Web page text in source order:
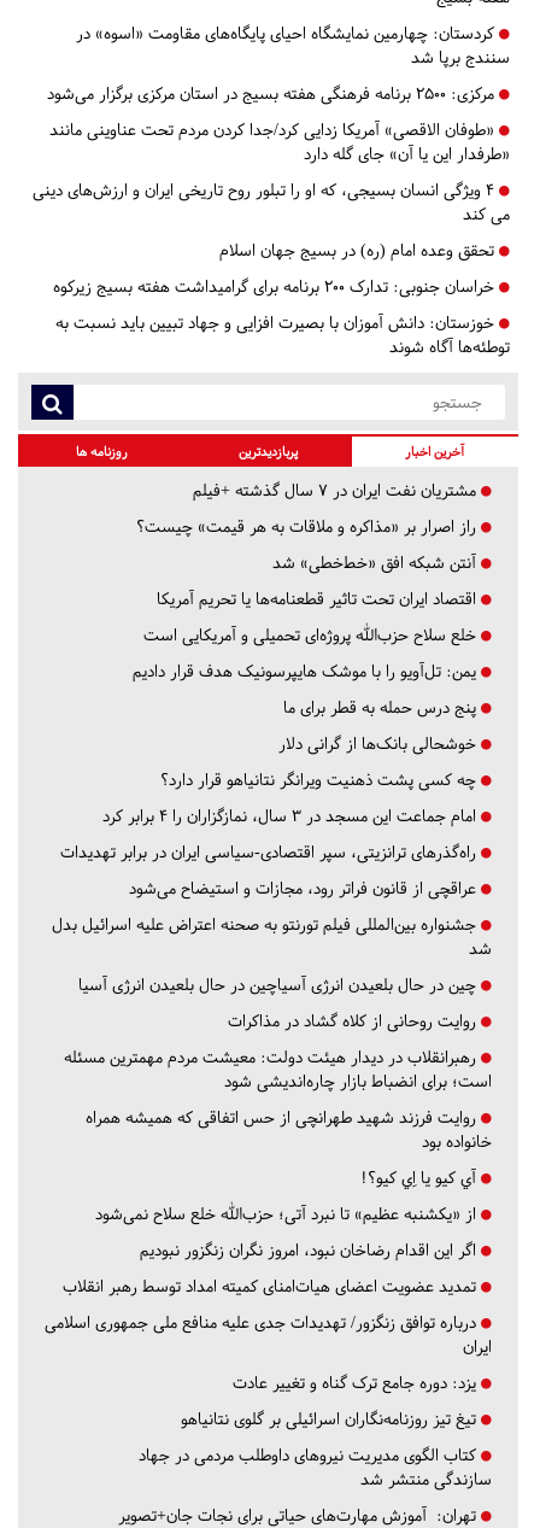
کردستان: چهارمین نمایشگاه احیای پایگاه‌های مقاومت «اسوه» در
سنندج برپا شد
مرکزی:
«طوفان الاقصی» آمریکا زدایی کرد/جدا کردن مردم تحت عناوینی مانند
«طرفدار این یا آن» جای گله دارد
4 ویژگی انسان بسیجی، که او را تبلور روح تاریخی ایران و ارزش‌های دینی
می کند
تحقق وعده امام (ره) در بسیج جهان اسلام
خراسان جنوبی: تدارک 200 برنامه برای گرامیداشت هفته بسیج زیرکوه
خوزستان: دانش آموزان با بصیرت افزایی و جهاد تبیین باید نسبت به
توطئه‌ها آگاه شوند
آخرین اخبار پربازدیدترین روزنامه ها
مشتریان نفت ایران در ۷ سال گذشته +فیلم
راز اصرار بر «مذاکره و ملاقات به هر قیمت» چیست؟
آنتن شبکه افق «خط‌خطی» شد
اقتصاد ایران تحت تاثیر قطعنامه‌ها یا تحریم‌ آمریکا
خلع سلاح حزب‌الله پروژه‌ای تحمیلی و آمریکایی است
یمن: تل‌آویو را با موشک هایپرسونیک هدف قرار دادیم
پنج درس‌ حمله به قطر برای ما
خوشحالی بانک‌ها از گرانی دلار
چه کسی پشت ذهنیت ویرانگر نتانیاهو قرار دارد؟
امام جماعت این مسجد در ۳ سال، نمازگزاران را ۴ برابر کرد
راه‌گذرهای ترانزیتی، سپر اقتصادی-سیاسی ایران در برابر تهدیدات
عراقچی از قانون فراتر رود، مجازات و استیضاح می‌شود
جشنواره بین‌المللی فیلم تورنتو به صحنه اعتراض علیه اسرائیل بدل
شد
چین در حال بلعیدن انرژی آسیاچین در حال بلعیدن انرژی آسیا
روایت روحانی از کلاه گشاد در مذاکرات
رهبرانقلاب در دیدار هیئت دولت: معیشت مردم مهمترین مسئله
است؛ برای انضباط بازار چاره‌اندیشی شود
روایت فرزند شهید طهرانچی از حس اتفاقی که همیشه همراه
خانواده بود
آي كيو يا اِي كيو؟!
از «یکشنبه عظیم» تا نبرد آتی؛ حزب‌الله خلع سلاح نمی‌شود
اگر این اقدام رضاخان نبود، امروز نگران زنگزور نبودیم
تمدید عضویت اعضای هیات‌امنای کمیته امداد توسط رهبر انقلاب
درباره توافق زنگزور/ تهدیدات جدی علیه منافع ملی جمهوری اسلامی
ایران
یزد: دوره جامع ترک گناه و تغییر عادت
تیغ تیز روزنامه‌نگاران اسرائیلی بر گلوی نتانیاهو
کتاب الگوی مدیریت نیروهای داوطلب مردمی در جهاد
سازندگی منتشر شد
تهران: آموزش مهارت‌های حیاتی برای نجات جان+تصویر